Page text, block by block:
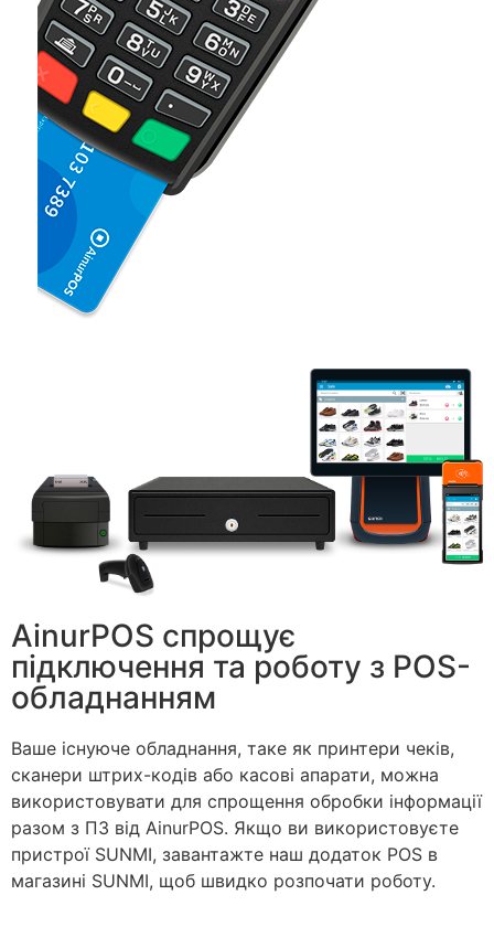
AinurPOS спрощує
підключення та роботу з POS-
обладнанням
Ваше існуюче обладнання, таке як принтери чеків,
сканери штрих-кодів або касові апарати, можна
використовувати для спрощення обробки інформації
разом з ПЗ від AinurPOS. Якщо ви використовуєте
пристрої SUNMI, завантажте наш додаток POS в
магазині SUNMI, щоб швидко розпочати роботу.